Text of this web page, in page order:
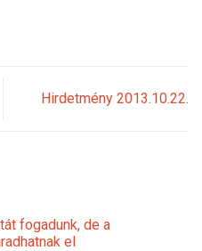
Hirdetmény 2013.10.22.
fogadunk, de a
el